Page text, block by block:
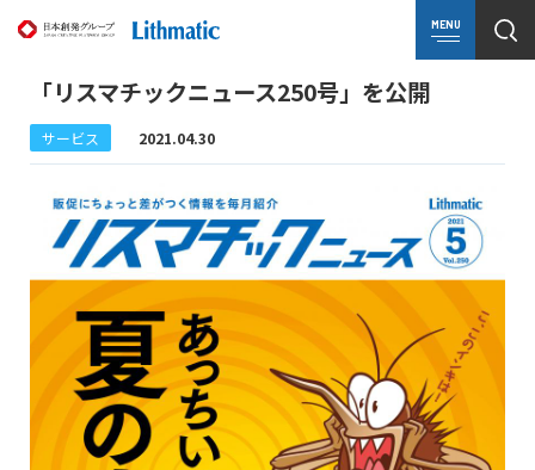
MENU
「リスマチックニュース250号」を公開
サービス 2021.04.30